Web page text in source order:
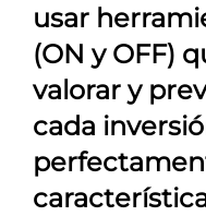
usar
(ON y OFF)
valorar y
cada